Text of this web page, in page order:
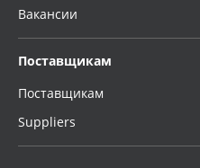
Вакансии
Поставщикам
Поставщикам
Suppliers